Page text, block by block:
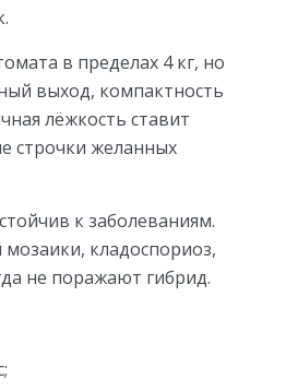
в пределах 4 кг, но
выход, компактность
лёжкость ставит
строчки желанных
к заболеваниям.
мозаики, кладоспориоз,
не поражают гибрид.